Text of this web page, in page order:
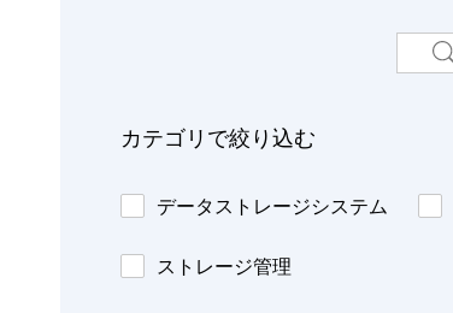
カテゴリで絞り込む
データストレージシステム
ストレージ管理